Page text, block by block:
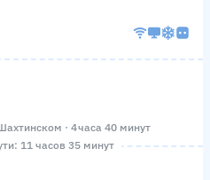
· 4 часа 40 минут
11 часов 35 минут